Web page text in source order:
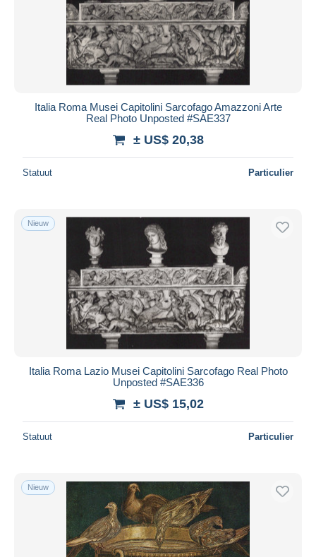
Italia Roma Musei Capitolini Sarcofago Amazzoni Arte
Real Photo Unposted #SAE337
± US$ 20,38
Statuut Particulier
Nieuw
Italia Roma Lazio Musei Capitolini Sarcofago Real Photo
Unposted #SAE336
± US$ 15,02
Statuut Particulier
Nieuw